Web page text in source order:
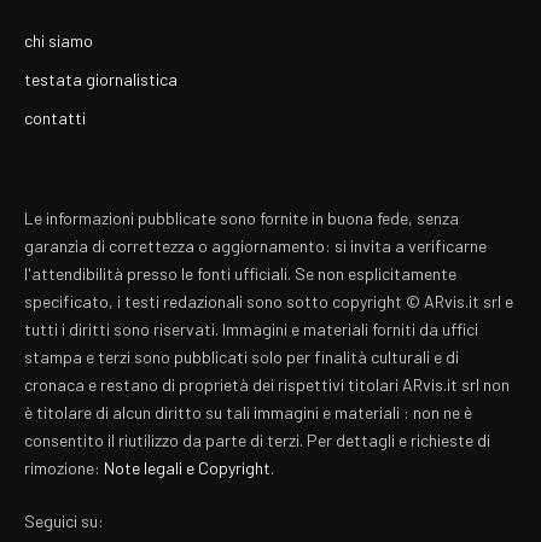
chi siamo
testata giornalistica
contatti
Le informazioni pubblicate sono fornite in buona fede, senza
garanzia di correttezza o aggiornamento: si invita a verificarne
l'attendibilità presso le fonti ufficiali. Se non esplicitamente
specificato, i testi redazionali sono sotto copyright © ARvis.it srl e
tutti i diritti sono riservati. Immagini e materiali forniti da uffici
stampa e terzi sono pubblicati solo per finalità culturali e di
cronaca e restano di proprietà dei rispettivi titolari ARvis.it srl non
è titolare di alcun diritto su tali immagini e materiali : non ne è
consentito il riutilizzo da parte di terzi. Per dettagli e richieste di
rimozione: Note legali e Copyright.
Seguici su: